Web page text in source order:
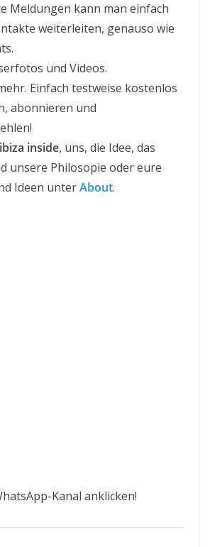
Meldungen kann man einfach
weiterleiten, genauso wie
und Videos.
Einfach testweise kostenlos
abonnieren und
ibiza inside, uns, die Idee, das
unsere Philosopie oder eure
Ideen unterAbout.
Kanal anklicken!